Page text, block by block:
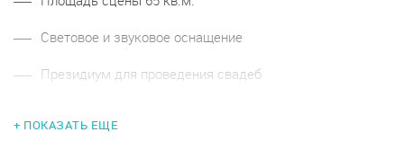
Световое и звуковое оснащение
Президиум для проведения свадеб
+ ПОКАЗАТЬ ЕЩЕ